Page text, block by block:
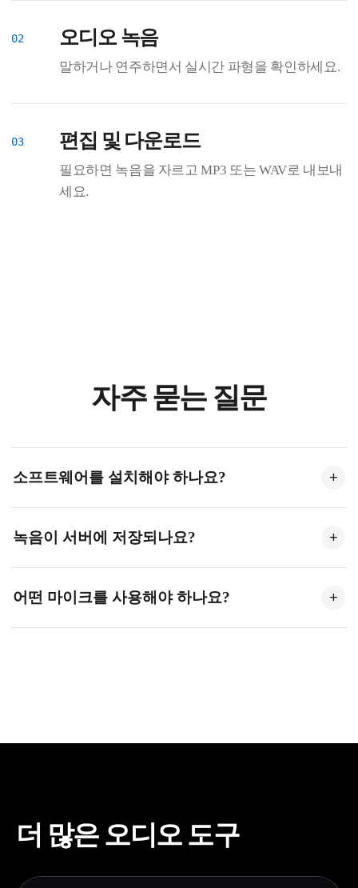
오디오 녹음
말하거나 연주하면서 실시간 파형을 확인하세요.
편집 및 다운로드
필요하면 녹음을 자르고 MP3 또는 WAV로 내보내
세요.
자주 묻는 질문
소프트웨어를 설치해야 하나요? +
우저에서 완전히 작동합니다. 마이크 접근을 허용하면
녹음이 서버에 저장되나요? +
니다. 오디오가 서버에 업로드되지 않아 개인정보가 완
어떤 마이크를 사용해야 하나요? +
더 많은 오디오 도구